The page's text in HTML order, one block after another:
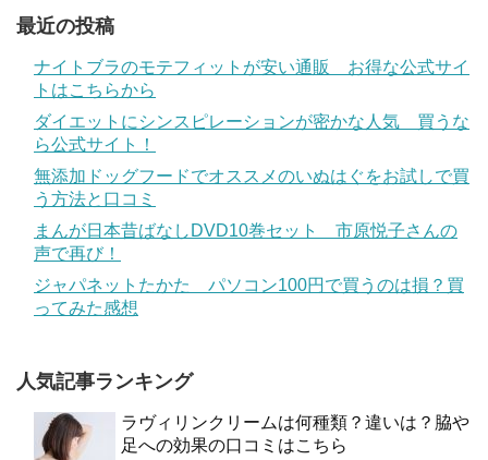
最近の投稿
ナイトブラのモテフィットが安い通販 お得な公式サイ
トはこちらから
ダイエットにシンスピレーションが密かな人気 買うな
ら公式サイト！
無添加ドッグフードでオススメのいぬはぐをお試しで買
う方法と口コミ
まんが日本昔ばなしDVD10巻セット 市原悦子さんの
声で再び！
ジャパネットたかた パソコン100円で買うのは損？買
ってみた感想
人気記事ランキング
ラヴィリンクリームは何種類？違いは？脇や
足への効果の口コミはこちら